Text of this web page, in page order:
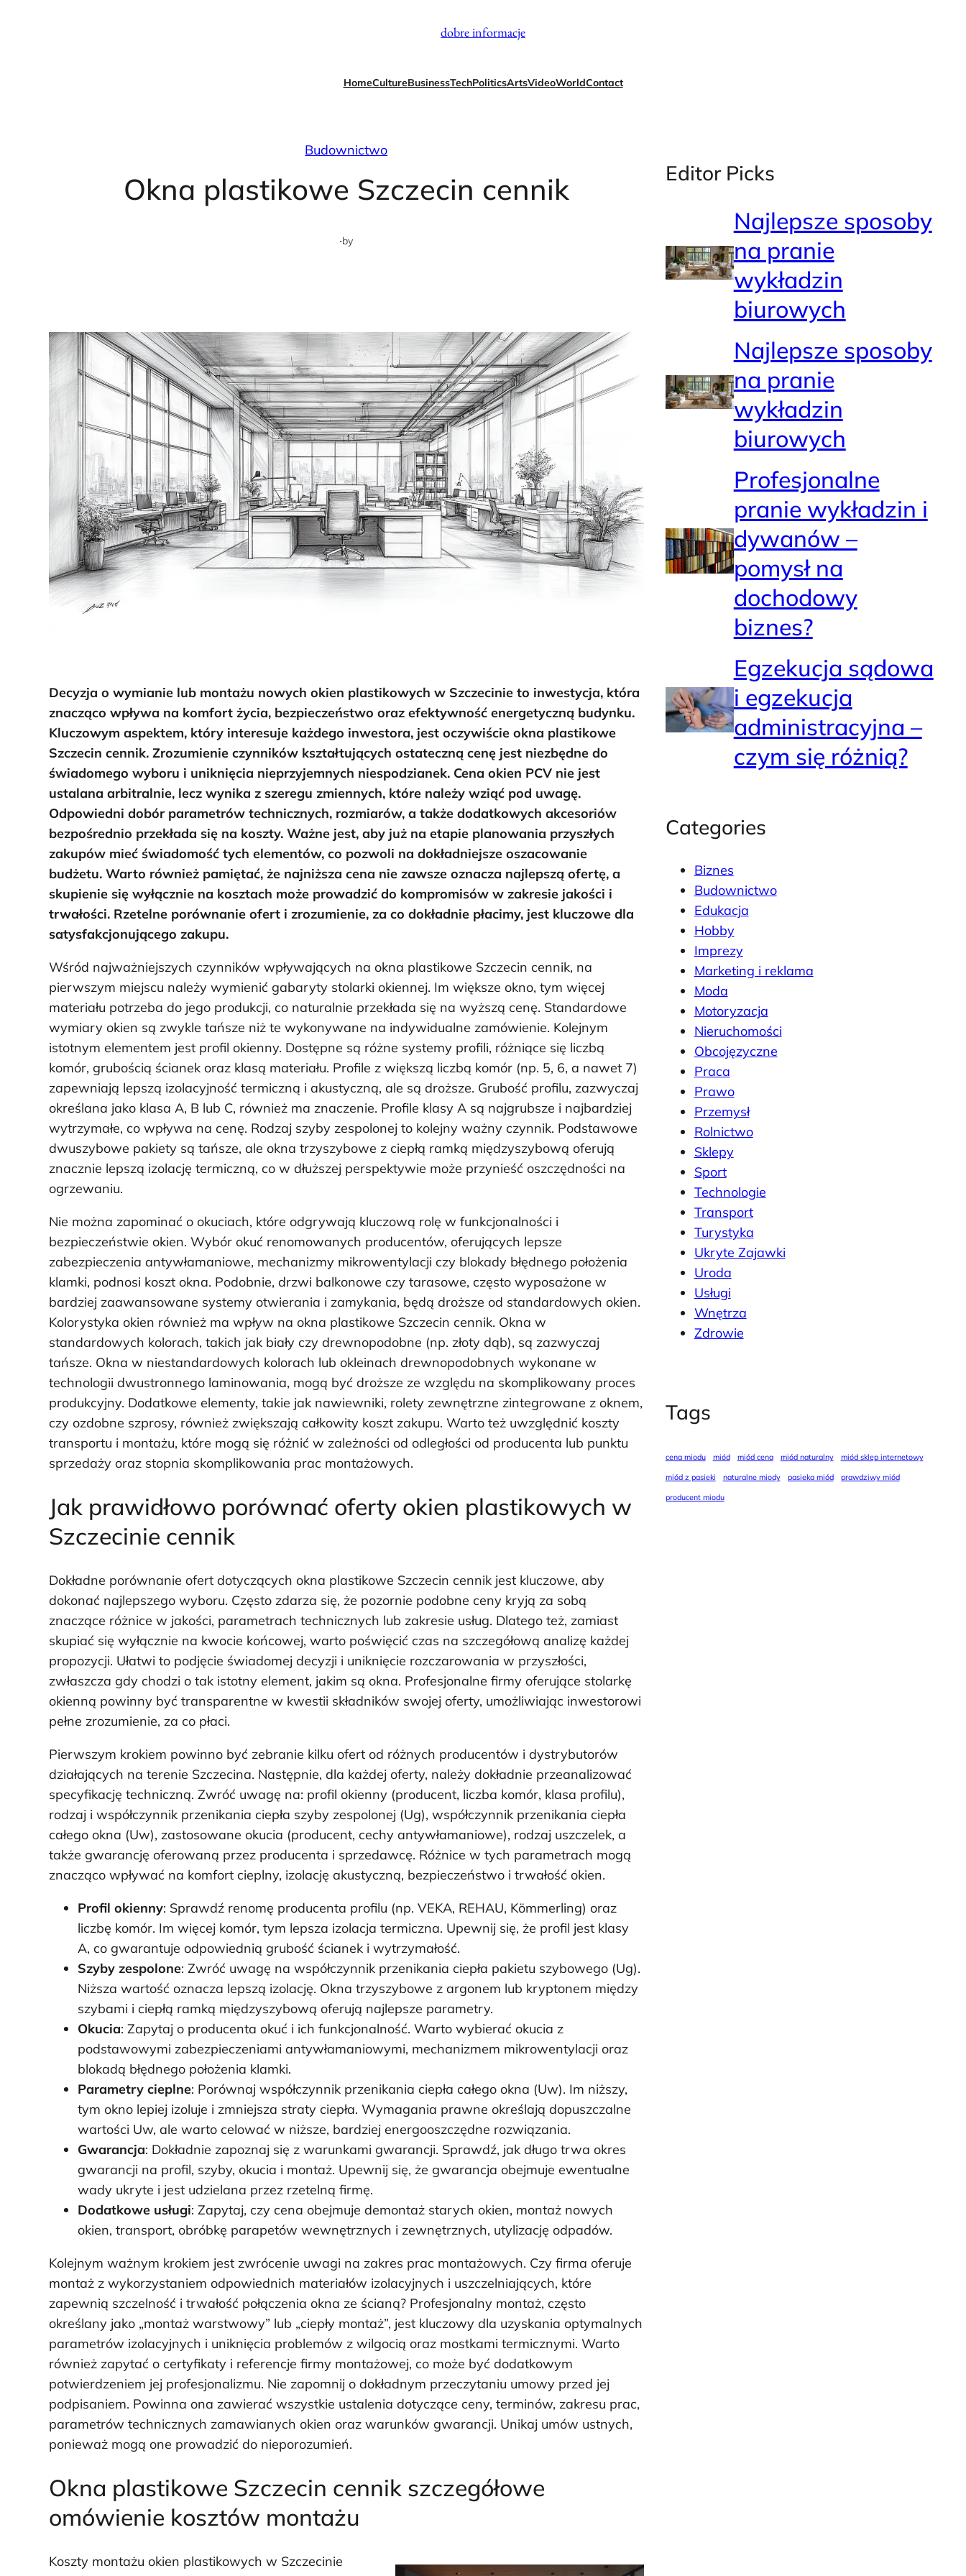
dobre informacje
HomeCultureBusinessTechPoliticsArtsVideoWorldContact
Budownictwo
Okna plastikowe Szczecin cennik
·by
Decyzja o wymianie lub montażu nowych okien plastikowych w Szczecinie to inwestycja, która
znacząco wpływa na komfort życia, bezpieczeństwo oraz efektywność energetyczną budynku.
Kluczowym aspektem, który interesuje każdego inwestora, jest oczywiście okna plastikowe
Szczecin cennik. Zrozumienie czynników kształtujących ostateczną cenę jest niezbędne do
świadomego wyboru i uniknięcia nieprzyjemnych niespodzianek. Cena okien PCV nie jest
ustalana arbitralnie, lecz wynika z szeregu zmiennych, które należy wziąć pod uwagę.
Odpowiedni dobór parametrów technicznych, rozmiarów, a także dodatkowych akcesoriów
bezpośrednio przekłada się na koszty. Ważne jest, aby już na etapie planowania przyszłych
zakupów mieć świadomość tych elementów, co pozwoli na dokładniejsze oszacowanie
budżetu. Warto również pamiętać, że najniższa cena nie zawsze oznacza najlepszą ofertę, a
skupienie się wyłącznie na kosztach może prowadzić do kompromisów w zakresie jakości i
trwałości. Rzetelne porównanie ofert i zrozumienie, za co dokładnie płacimy, jest kluczowe dla
satysfakcjonującego zakupu.
Wśród najważniejszych czynników wpływających na okna plastikowe Szczecin cennik, na
pierwszym miejscu należy wymienić gabaryty stolarki okiennej. Im większe okno, tym więcej
materiału potrzeba do jego produkcji, co naturalnie przekłada się na wyższą cenę. Standardowe
wymiary okien są zwykle tańsze niż te wykonywane na indywidualne zamówienie. Kolejnym
istotnym elementem jest profil okienny. Dostępne są różne systemy profili, różniące się liczbą
komór, grubością ścianek oraz klasą materiału. Profile z większą liczbą komór (np. 5, 6, a nawet 7)
zapewniają lepszą izolacyjność termiczną i akustyczną, ale są droższe. Grubość profilu, zazwyczaj
określana jako klasa A, B lub C, również ma znaczenie. Profile klasy A są najgrubsze i najbardziej
wytrzymałe, co wpływa na cenę. Rodzaj szyby zespolonej to kolejny ważny czynnik. Podstawowe
dwuszybowe pakiety są tańsze, ale okna trzyszybowe z ciepłą ramką międzyszybową oferują
znacznie lepszą izolację termiczną, co w dłuższej perspektywie może przynieść oszczędności na
ogrzewaniu.
Nie można zapominać o okuciach, które odgrywają kluczową rolę w funkcjonalności i
bezpieczeństwie okien. Wybór okuć renomowanych producentów, oferujących lepsze
zabezpieczenia antywłamaniowe, mechanizmy mikrowentylacji czy blokady błędnego położenia
klamki, podnosi koszt okna. Podobnie, drzwi balkonowe czy tarasowe, często wyposażone w
bardziej zaawansowane systemy otwierania i zamykania, będą droższe od standardowych okien.
Kolorystyka okien również ma wpływ na okna plastikowe Szczecin cennik. Okna w
standardowych kolorach, takich jak biały czy drewnopodobne (np. złoty dąb), są zazwyczaj
tańsze. Okna w niestandardowych kolorach lub okleinach drewnopodobnych wykonane w
technologii dwustronnego laminowania, mogą być droższe ze względu na skomplikowany proces
produkcyjny. Dodatkowe elementy, takie jak nawiewniki, rolety zewnętrzne zintegrowane z oknem,
czy ozdobne szprosy, również zwiększają całkowity koszt zakupu. Warto też uwzględnić koszty
transportu i montażu, które mogą się różnić w zależności od odległości od producenta lub punktu
sprzedaży oraz stopnia skomplikowania prac montażowych.
Jak prawidłowo porównać oferty okien plastikowych w
Szczecinie cennik
Dokładne porównanie ofert dotyczących okna plastikowe Szczecin cennik jest kluczowe, aby
dokonać najlepszego wyboru. Często zdarza się, że pozornie podobne ceny kryją za sobą
znaczące różnice w jakości, parametrach technicznych lub zakresie usług. Dlatego też, zamiast
skupiać się wyłącznie na kwocie końcowej, warto poświęcić czas na szczegółową analizę każdej
propozycji. Ułatwi to podjęcie świadomej decyzji i uniknięcie rozczarowania w przyszłości,
zwłaszcza gdy chodzi o tak istotny element, jakim są okna. Profesjonalne firmy oferujące stolarkę
okienną powinny być transparentne w kwestii składników swojej oferty, umożliwiając inwestorowi
pełne zrozumienie, za co płaci.
Pierwszym krokiem powinno być zebranie kilku ofert od różnych producentów i dystrybutorów
działających na terenie Szczecina. Następnie, dla każdej oferty, należy dokładnie przeanalizować
specyfikację techniczną. Zwróć uwagę na: profil okienny (producent, liczba komór, klasa profilu),
rodzaj i współczynnik przenikania ciepła szyby zespolonej (Ug), współczynnik przenikania ciepła
całego okna (Uw), zastosowane okucia (producent, cechy antywłamaniowe), rodzaj uszczelek, a
także gwarancję oferowaną przez producenta i sprzedawcę. Różnice w tych parametrach mogą
znacząco wpływać na komfort cieplny, izolację akustyczną, bezpieczeństwo i trwałość okien.
Profil okienny: Sprawdź renomę producenta profilu (np. VEKA, REHAU, Kömmerling) oraz
liczbę komór. Im więcej komór, tym lepsza izolacja termiczna. Upewnij się, że profil jest klasy
A, co gwarantuje odpowiednią grubość ścianek i wytrzymałość.
Szyby zespolone: Zwróć uwagę na współczynnik przenikania ciepła pakietu szybowego (Ug).
Niższa wartość oznacza lepszą izolację. Okna trzyszybowe z argonem lub kryptonem między
szybami i ciepłą ramką międzyszybową oferują najlepsze parametry.
Okucia: Zapytaj o producenta okuć i ich funkcjonalność. Warto wybierać okucia z
podstawowymi zabezpieczeniami antywłamaniowymi, mechanizmem mikrowentylacji oraz
blokadą błędnego położenia klamki.
Parametry cieplne: Porównaj współczynnik przenikania ciepła całego okna (Uw). Im niższy,
tym okno lepiej izoluje i zmniejsza straty ciepła. Wymagania prawne określają dopuszczalne
wartości Uw, ale warto celować w niższe, bardziej energooszczędne rozwiązania.
Gwarancja: Dokładnie zapoznaj się z warunkami gwarancji. Sprawdź, jak długo trwa okres
gwarancji na profil, szyby, okucia i montaż. Upewnij się, że gwarancja obejmuje ewentualne
wady ukryte i jest udzielana przez rzetelną firmę.
Dodatkowe usługi: Zapytaj, czy cena obejmuje demontaż starych okien, montaż nowych
okien, transport, obróbkę parapetów wewnętrznych i zewnętrznych, utylizację odpadów.
Kolejnym ważnym krokiem jest zwrócenie uwagi na zakres prac montażowych. Czy firma oferuje
montaż z wykorzystaniem odpowiednich materiałów izolacyjnych i uszczelniających, które
zapewnią szczelność i trwałość połączenia okna ze ścianą? Profesjonalny montaż, często
określany jako „montaż warstwowy” lub „ciepły montaż”, jest kluczowy dla uzyskania optymalnych
parametrów izolacyjnych i uniknięcia problemów z wilgocią oraz mostkami termicznymi. Warto
również zapytać o certyfikaty i referencje firmy montażowej, co może być dodatkowym
potwierdzeniem jej profesjonalizmu. Nie zapomnij o dokładnym przeczytaniu umowy przed jej
podpisaniem. Powinna ona zawierać wszystkie ustalenia dotyczące ceny, terminów, zakresu prac,
parametrów technicznych zamawianych okien oraz warunków gwarancji. Unikaj umów ustnych,
ponieważ mogą one prowadzić do nieporozumień.
Okna plastikowe Szczecin cennik szczegółowe
omówienie kosztów montażu
Koszty montażu okien plastikowych w Szczecinie
Editor Picks
Najlepsze sposoby
na pranie
wykładzin
biurowych
Najlepsze sposoby
na pranie
wykładzin
biurowych
Profesjonalne
pranie wykładzin i
dywanów –
pomysł na
dochodowy
biznes?
Egzekucja sądowa
i egzekucja
administracyjna –
czym się różnią?
Categories
Biznes
Budownictwo
Edukacja
Hobby
Imprezy
Marketing i reklama
Moda
Motoryzacja
Nieruchomości
Obcojęzyczne
Praca
Prawo
Przemysł
Rolnictwo
Sklepy
Sport
Technologie
Transport
Turystyka
Ukryte Zajawki
Uroda
Usługi
Wnętrza
Zdrowie
Tags
cena miodu miód miód cena miód naturalny
miód sklep internetowy
miód z pasieki
naturalne miody pasieka miód
prawdziwy miód
producent miodu